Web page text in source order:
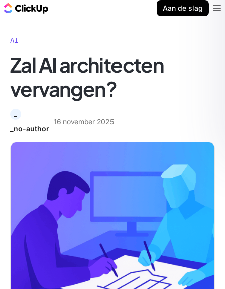
Aan de slag
AI
Zal AI architecten
vervangen?
_no-author
16 november 2025